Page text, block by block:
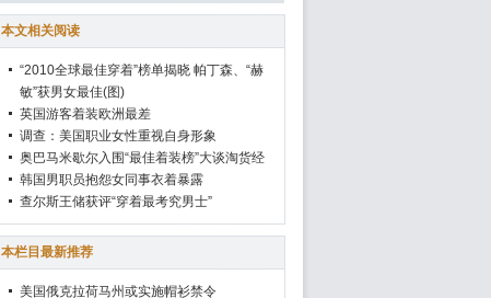
本文相关阅读
“2010全球最佳穿着”榜单揭晓 帕丁森、“赫
敏”获男女最佳(图)
英国游客着装欧洲最差
调查：美国职业女性重视自身形象
奥巴马米歇尔入围“最佳着装榜”大谈淘货经
韩国男职员抱怨女同事衣着暴露
查尔斯王储获评“穿着最考究男士”
本栏目最新推荐
美国俄克拉荷马州或实施帽衫禁令